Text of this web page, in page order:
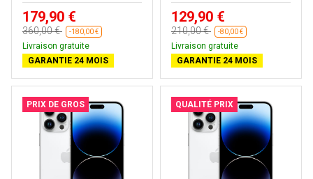
179,90 €
360,00 € -180,00 €
Livraison gratuite
GARANTIE 24 MOIS
129,90 €
210,00 € -80,00 €
Livraison gratuite
GARANTIE 24 MOIS
PRIX DE GROS QUALITÉ PRIX